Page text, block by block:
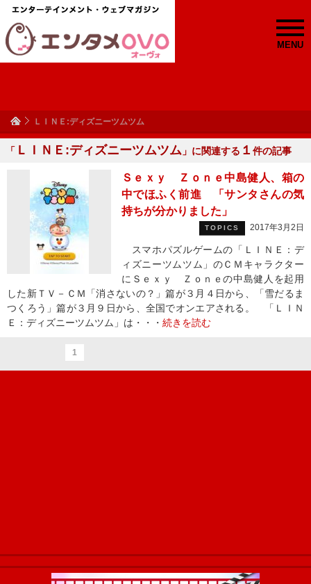
MENU
ＬＩＮＥ:ディズニーツムツム
「 ＬＩＮＥ:ディズニーツムツム 」に関連する １ 件の記事
Ｓｅｘｙ Ｚｏｎｅ中島健人、箱の
中でほふく前進 「サンタさんの気
持ちが分かりました」
TOPICS 2017年3月2日
スマホパズルゲームの「ＬＩＮＥ：デ
ィズニーツムツム」のＣＭキャラクター
にＳｅｘｙ Ｚｏｎｅの中島健人を起用
した新ＴＶ－ＣＭ「消さないの？」篇が３月４日から、「雪だるま
つくろう」篇が３月９日から、全国でオンエアされる。 「ＬＩＮ
Ｅ：ディズニーツムツム」は・・・ 続きを読む
1